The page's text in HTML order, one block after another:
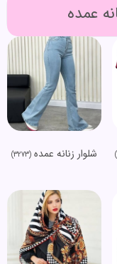
عمده
شلوار زنانه عمده(3273)